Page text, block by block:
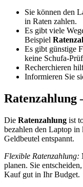
Sie können den
in Raten zahlen.
Es gibt viele
Beispiel
Es gibt günstige
keine Schufa-
Recherchieren
Informieren Sie
Ratenzahlung
Die Ratenzahlung ist
bezahlen den Laptop
Geldbeutel entspannt.
Flexible Ratenzahlung:
planen. Sie
Kauf gut in Ihr Budget.